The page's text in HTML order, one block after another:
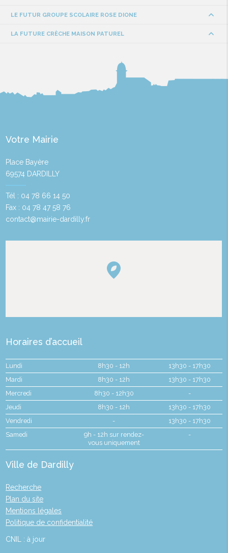
LE FUTUR GROUPE SCOLAIRE ROSE DIONE
LA FUTURE CRÈCHE MAISON PATUREL
Votre Mairie
Place Bayère
69574 DARDILLY
Tél : 04 78 66 14 50
Fax : 04 78 47 58 76
contact@mairie-dardilly.fr
Horaires d’accueil
Lundi 8h30 - 12h
13h30 - 17h30
Mardi
8h30 - 12h
13h30 - 17h30
Mercredi
8h30 - 12h30
-
Jeudi
8h30 - 12h
13h30 - 17h30
Vendredi
-
13h30 - 17h30
Samedi
9h - 12h sur rendez-
vous uniquement
-
Ville de Dardilly
Recherche
Plan du site
Mentions légales
Politique de confidentialité
CNIL : à jour